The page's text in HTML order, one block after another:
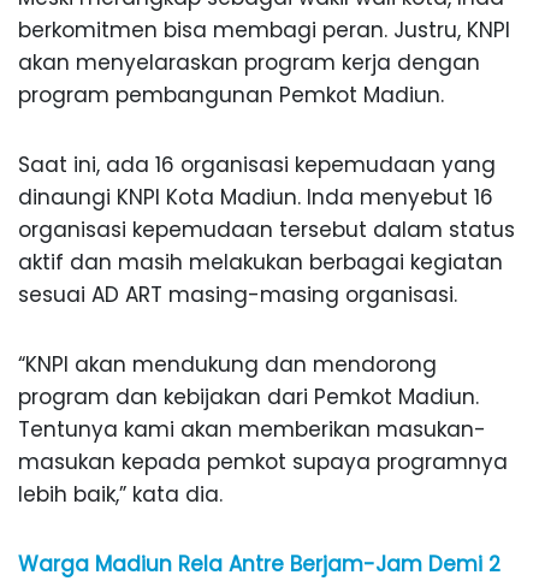
berkomitmen bisa membagi peran. Justru, KNPI
akan menyelaraskan program kerja dengan
program pembangunan Pemkot Madiun.
Saat ini, ada 16 organisasi kepemudaan yang
dinaungi KNPI Kota Madiun. Inda menyebut 16
organisasi kepemudaan tersebut dalam status
aktif dan masih melakukan berbagai kegiatan
sesuai AD ART masing-masing organisasi.
“KNPI akan mendukung dan mendorong
program dan kebijakan dari Pemkot Madiun.
Tentunya kami akan memberikan masukan-
masukan kepada pemkot supaya programnya
lebih baik,” kata dia.
Warga Madiun Rela Antre Berjam-Jam Demi 2